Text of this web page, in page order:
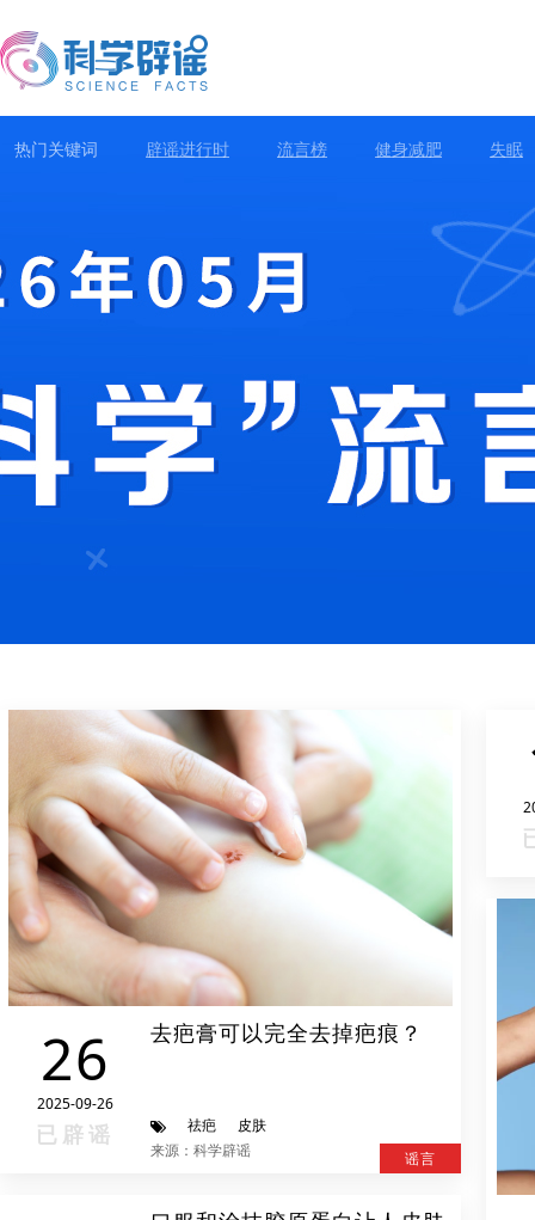
热门关键词 辟谣进行时 流言榜 健身减肥 失眠
26
2025-09-26
已辟谣
去疤膏可以完全去掉疤痕？
祛疤
皮肤
来源：科学辟谣
谣言